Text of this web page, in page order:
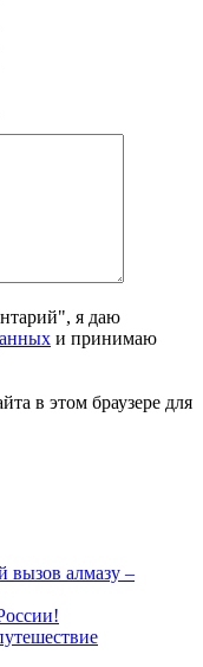
я даю
и принимаю
в этом браузере для
вызов алмазу –